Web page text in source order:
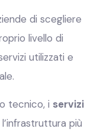
di scegliere
livello di
utilizzati e
tecnico, i servizi
più